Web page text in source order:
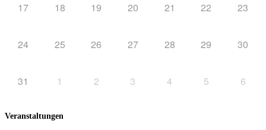
17 18 19 20 21 22 23
24 25 26 27 28 29 30
31 1 2 3 4 5 6
Veranstaltungen